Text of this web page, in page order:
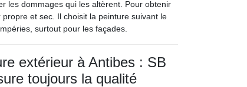
les dommages qui les altèrent. Pour obtenir
et sec. Il choisit la peinture suivant le
surtout pour les façades.
extérieur à Antibes : SB
toujours la qualité